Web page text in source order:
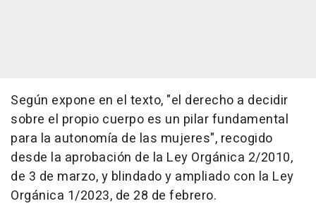
Según expone en el texto, "el derecho a decidir
sobre el propio cuerpo es un pilar fundamental
para la autonomía de las mujeres", recogido
desde la aprobación de la Ley Orgánica 2/2010,
de 3 de marzo, y blindado y ampliado con la Ley
Orgánica 1/2023, de 28 de febrero.